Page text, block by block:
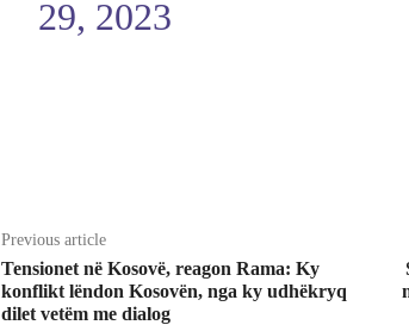
29, 2023
Previous article
Tensionet në Kosovë, reagon Rama: Ky
konflikt lëndon Kosovën, nga ky udhëkryq
dilet vetëm me dialog